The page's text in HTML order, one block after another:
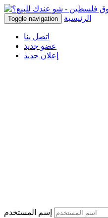
Toggle navigation الرئيسية
اتصل بنا
عضو جديد
إعلان جديد
إسم المستخدم